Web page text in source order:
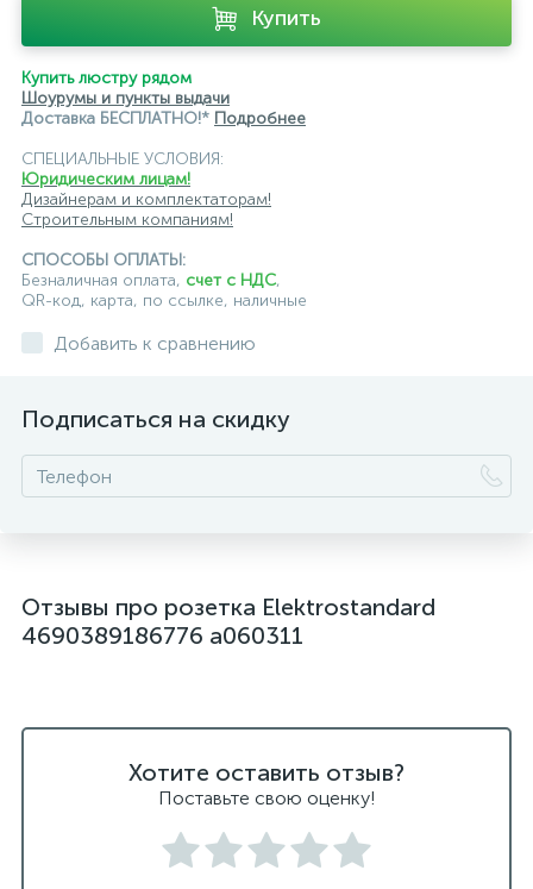
Купить
Купить люстру рядом
Шоурумы и пункты выдачи
Доставка БЕСПЛАТНО!* Подробнее
СПЕЦИАЛЬНЫЕ УСЛОВИЯ:
Юридическим лицам!
Дизайнерам и комплектаторам!
Строительным компаниям!
СПОСОБЫ ОПЛАТЫ:
Безналичная оплата, счет с НДС,
QR-код, карта, по ссылке, наличные
Добавить к сравнению
Подписаться на скидку
Отзывы про розетка Elektrostandard
4690389186776 a060311
Хотите оставить отзыв?
Поставьте свою оценку!